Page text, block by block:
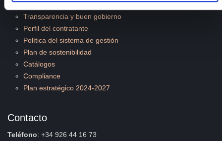
Lineas I+D
Transparencia y buen gobierno
Perfil del contratante
Política del sistema de gestión
Plan de sostenibilidad
Catálogos
Compliance
Plan estratégico 2024-2027
Contacto
Teléfono: +34 926 44 16 73